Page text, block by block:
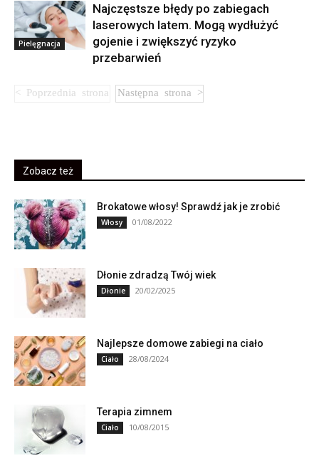
Pielęgnacja
Najczęstsze błędy po zabiegach
laserowych latem. Mogą wydłużyć
gojenie i zwiększyć ryzyko
przebarwień
Zobacz też
Brokatowe włosy! Sprawdź jak je zrobić
Włosy 01/08/2022
Dłonie zdradzą Twój wiek
Dłonie 20/02/2025
Najlepsze domowe zabiegi na ciało
Ciało 28/08/2024
Terapia zimnem
Ciało 10/08/2015